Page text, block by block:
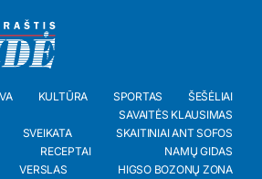
KULTŪRA SPORTAS
ŠEŠĖLIAI
SAVAITĖS KLAUSIMAS
SVEIKATA
SKAITINIAI ANT SOFOS
RECEPTAI
NAMŲ GIDAS
VERSLAS
HIGSO BOZONŲ ZONA